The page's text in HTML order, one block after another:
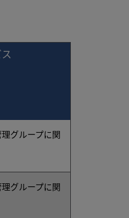
グループに関
グループに関